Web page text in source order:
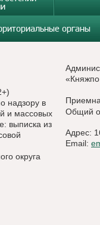
органы
надзору в
и массовых
выписка из
округа
Общий
Адрес:
Email: